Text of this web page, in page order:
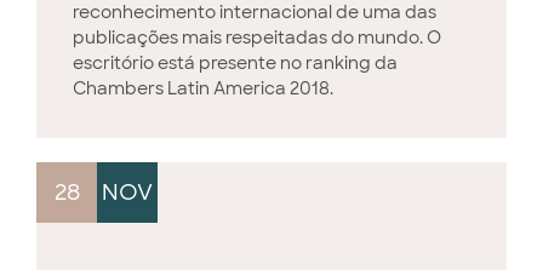
reconhecimento internacional de uma das
publicações mais respeitadas do mundo. O
escritório está presente no ranking da
Chambers Latin America 2018.
28 NOV